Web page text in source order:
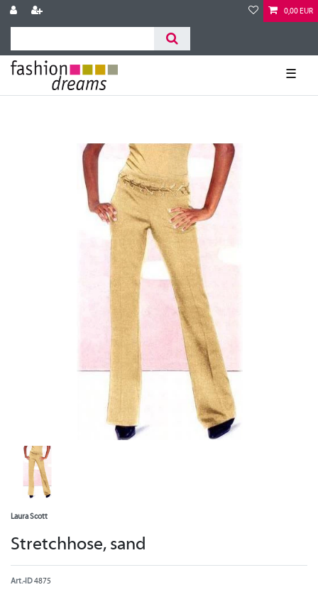
0,00 EUR
☰
Laura Scott
Stretchhose, sand
Art.-ID4875